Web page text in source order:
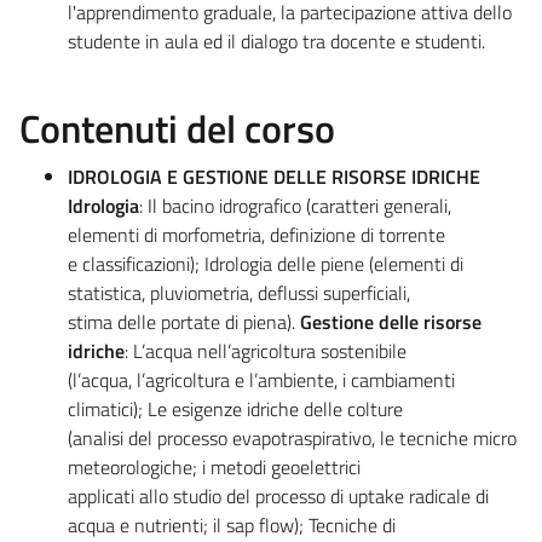
l'apprendimento graduale, la partecipazione attiva dello
studente in aula ed il dialogo tra docente e studenti.
Contenuti del corso
IDROLOGIA E GESTIONE DELLE RISORSE IDRICHE
Idrologia: Il bacino idrografico (caratteri generali,
elementi di morfometria, definizione di torrente
e classificazioni); Idrologia delle piene (elementi di
statistica, pluviometria, deflussi superficiali,
stima delle portate di piena).Gestione delle risorse
idriche: L’acqua nell’agricoltura sostenibile
(l’acqua, l’agricoltura e l’ambiente, i cambiamenti
climatici); Le esigenze idriche delle colture
(analisi del processo evapotraspirativo, le tecniche micro
meteorologiche; i metodi geoelettrici
applicati allo studio del processo di uptake radicale di
acqua e nutrienti; il sap flow); Tecniche di